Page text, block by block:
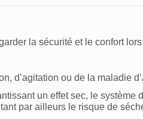
la sécurité et le confort
d’agitation ou de la maladie
un effet sec, le
par ailleurs le risque de